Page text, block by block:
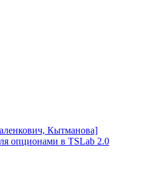
Кытманова]
опционами в TSLab 2.0